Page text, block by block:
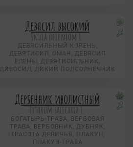
Девясил высокий
Inula helenium L.
ДЕВЯСИЛЬНЫЙ КОРЕНЬ,
ДЕВЯТИСИЛ, ОМАН, ДЕВЯСИЛ
ЕЛЕНЫ, ДЕВЯТИСИЛЬНИК,
ДИВОСИЛ, ДИКИЙ ПОДСОЛНЕЧНИК
Дербенник иволистный
Lythrum salicaria L.
БОГАТЫРЬ-ТРАВА, ВЕРБОВАЯ
ТРАВА, ВЕРБОВНИК, ДУБНЯК,
КРАСОТА ДЕВИЧЬЯ, ПЛАКУН,
ПЛАКУН-ТРАВА